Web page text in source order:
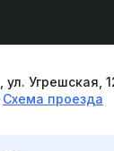
ул. Угрешская,
Схема проезда